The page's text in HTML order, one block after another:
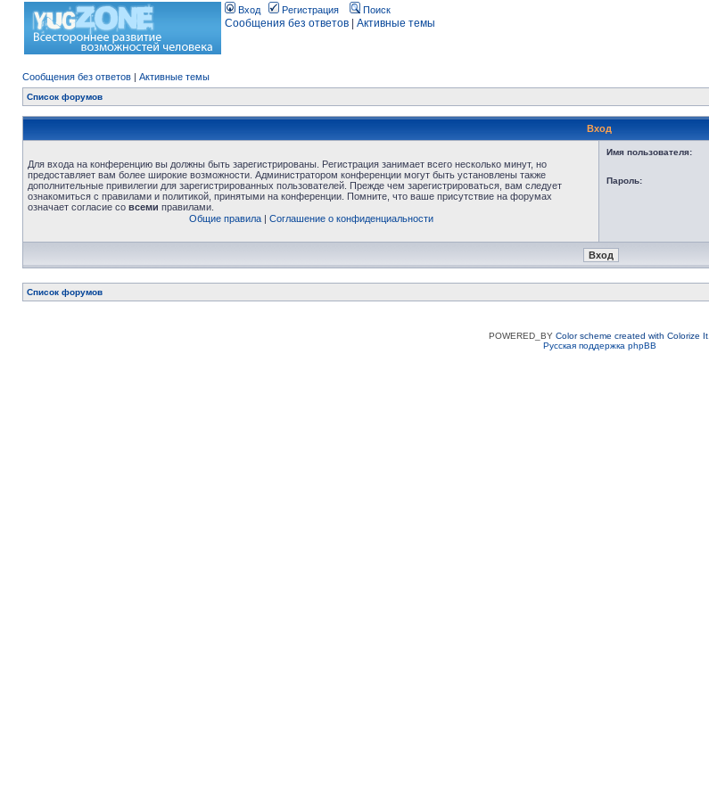
Вход Регистрация Поиск
Сообщения без ответов Активные темы
Сообщения без ответов | Активные темы
Список форумов
Вход
Для входа на конференцию вы должны быть зарегистрированы. Регистрация занимает всего несколько минут, но
предоставляет вам более широкие возможности. Администратором конференции могут быть установлены также
дополнительные привилегии для зарегистрированных пользователей. Прежде чем зарегистрироваться, вам следует
ознакомиться с правилами и политикой, принятыми на конференции. Помните, что ваше присутствие на форумах
означает согласие со всеми правилами.
Общие правила| Соглашение о конфиденциальности
Имя пользователя:
Пароль:
Список форумов
POWERED_BY Color scheme created with Colorize It.
Русская поддержка phpBB